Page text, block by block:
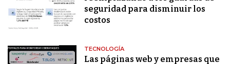
seguridad para disminuir los
costos
TECNOLOGÍA
Las páginas web y empresas que